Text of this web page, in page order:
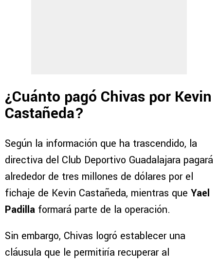
¿Cuánto pagó Chivas por Kevin
Castañeda?
Según la información que ha trascendido, la
directiva del Club Deportivo Guadalajara pagará
alrededor de tres millones de dólares por el
fichaje de Kevin Castañeda, mientras que Yael
Padilla formará parte de la operación.
Sin embargo, Chivas logró establecer una
cláusula que le permitiría recuperar al